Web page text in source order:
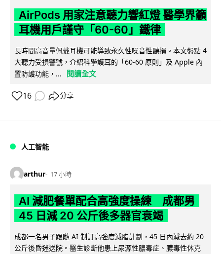
AirPods 用家注意聽力響紅燈 醫學界籲
耳機用戶謹守「60-60」鐵律
長時間高音量佩戴耳機可能導致永久性噪音性聽損。本文盤點 4
大聽力受損警號，介紹科學護耳的「60-60 原則」及 Apple 內
置防護功能，...
閱讀全文
16 分享
人工智能
arthur 17 小時
AI 減肥餐單配合高強度操練 成都男
45 日減 20 公斤後多器官衰竭
成都一名男子跟隨 AI 制訂高強度減脂計劃，45 日內減去約 20
公斤後昏迷送院。醫生診斷他患上尿源性膿毒症、膿毒性休克